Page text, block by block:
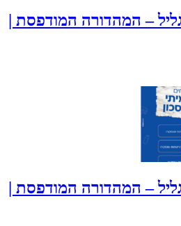
– המהדורה המודפסת |
– המהדורה המודפסת |